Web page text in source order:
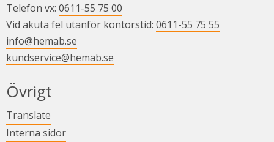
Telefon vx: 0611-55 75 00
Vid akuta fel utanför kontorstid: 0611-55 75 55
info@hemab.se
kundservice@hemab.se
Övrigt
Translate
Interna sidorLänk till annan webbplats.